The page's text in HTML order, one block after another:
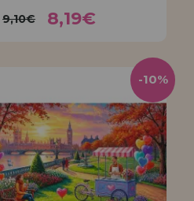
9,10€ 8,19€
-10%